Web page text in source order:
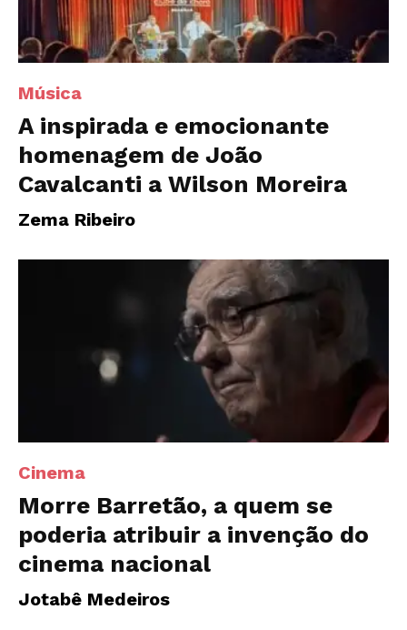
Música
A inspirada e emocionante
homenagem de João
Cavalcanti a Wilson Moreira
Zema Ribeiro
Cinema
Morre Barretão, a quem se
poderia atribuir a invenção do
cinema nacional
Jotabê Medeiros